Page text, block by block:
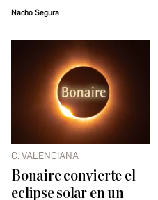
Nacho Segura
C. VALENCIANA
Bonaire convierte el
eclipse solar en un